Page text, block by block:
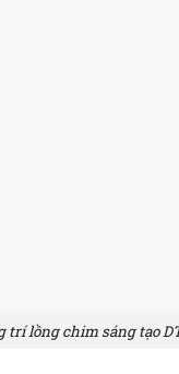
trí lồng chim sáng tạo